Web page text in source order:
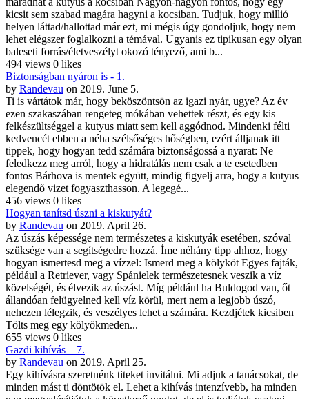
kicsit sem szabad magára hagyni a kocsiban. Tudjuk, hogy millió
helyen láttad/hallottad már ezt, mi mégis úgy gondoljuk, hogy nem
lehet elégszer foglalkozni a témával. Ugyanis ez tipikusan egy olyan
baleseti forrás/életveszélyt okozó tényező, ami b...
494 views 0 likes
Biztonságban nyáron is - 1.
by Randevau on 2019. June 5.
Ti is vártátok már, hogy beköszöntsön az igazi nyár, ugye? Az év
ezen szakaszában rengeteg mókában vehettek részt, és egy kis
felkészültséggel a kutyus miatt sem kell aggódnod. Mindenki félti
kedvencét ebben a néha szélsőséges hőségben, ezért álljanak itt
tippek, hogy hogyan tedd számára biztonságossá a nyarat: Ne
feledkezz meg arról, hogy a hidratálás nem csak a te esetedben
fontos Bárhova is mentek együtt, mindig figyelj arra, hogy a kutyus
elegendő vizet fogyaszthasson. A legegé...
456 views 0 likes
Hogyan tanítsd úszni a kiskutyát?
by Randevau on 2019. April 26.
Az úszás képessége nem természetes a kiskutyák esetében, szóval
szüksége van a segítségedre hozzá. Íme néhány tipp ahhoz, hogy
hogyan ismertesd meg a vízzel: Ismerd meg a kölyköt Egyes fajták,
például a Retriever, vagy Spánielek természetesnek veszik a víz
közelségét, és élvezik az úszást. Míg például ha Buldogod van, őt
állandóan felügyelned kell víz körül, mert nem a legjobb úszó,
nehezen lélegzik, és veszélyes lehet a számára. Kezdjétek kicsiben
Tölts meg egy kölyökmeden...
655 views 0 likes
Gazdi kihívás – 7.
by Randevau on 2019. April 25.
Egy kihívásra szeretnénk titeket invitálni. Mi adjuk a tanácsokat, de
minden mást ti döntötök el. Lehet a kihívás intenzívebb, ha minden